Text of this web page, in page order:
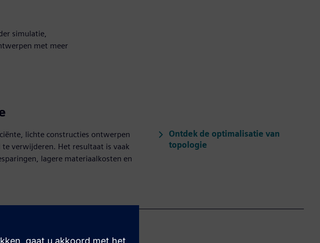
simulatie,
met meer
lichte constructies ontwerpen
verwijderen. Het resultaat is vaak
lagere materiaalkosten en
Ontdek de optimalisatie van
topologie